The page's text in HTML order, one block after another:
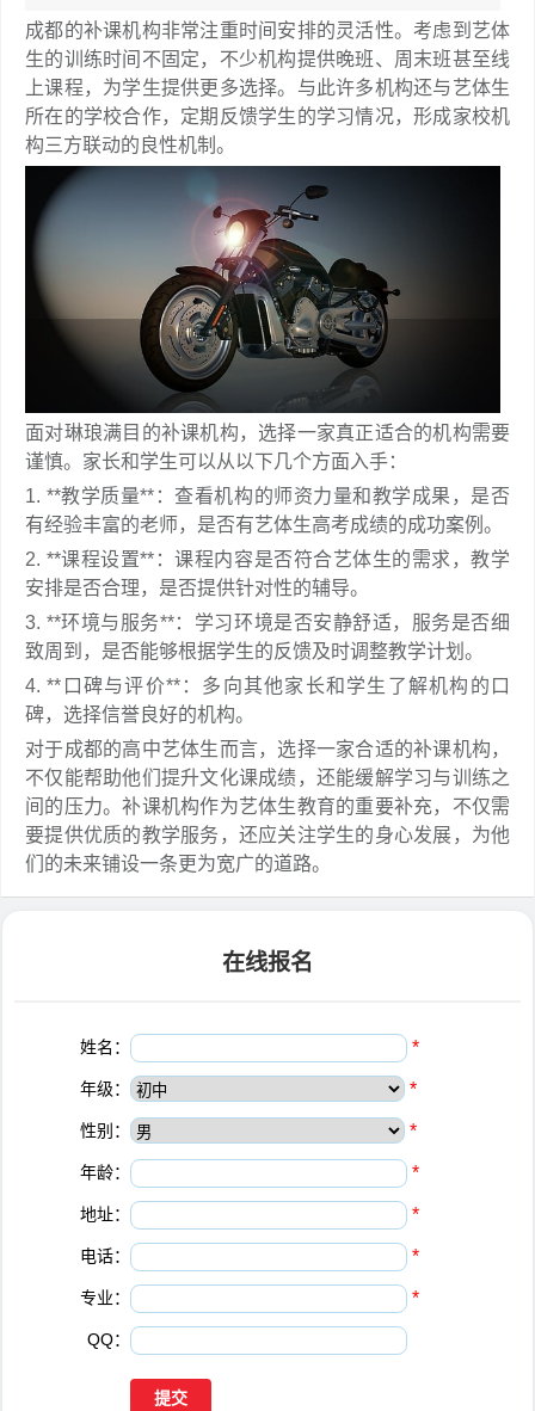
成都的补课机构非常注重时间安排的灵活性。考虑到艺体
生的训练时间不固定，不少机构提供晚班、周末班甚至线
上课程，为学生提供更多选择。与此许多机构还与艺体生
所在的学校合作，定期反馈学生的学习情况，形成家校机
构三方联动的良性机制。
面对琳琅满目的补课机构，选择一家真正适合的机构需要
谨慎。家长和学生可以从以下几个方面入手：
1. **教学质量**：查看机构的师资力量和教学成果，是否
有经验丰富的老师，是否有艺体生高考成绩的成功案例。
2. **课程设置**：课程内容是否符合艺体生的需求，教学
安排是否合理，是否提供针对性的辅导。
3. **环境与服务**：学习环境是否安静舒适，服务是否细
致周到，是否能够根据学生的反馈及时调整教学计划。
4. **口碑与评价**：多向其他家长和学生了解机构的口
碑，选择信誉良好的机构。
对于成都的高中艺体生而言，选择一家合适的补课机构，
不仅能帮助他们提升文化课成绩，还能缓解学习与训练之
间的压力。补课机构作为艺体生教育的重要补充，不仅需
要提供优质的教学服务，还应关注学生的身心发展，为他
们的未来铺设一条更为宽广的道路。
在线报名
姓名： *
年级： *
性别： *
年龄： *
地址： *
电话： *
专业： *
QQ：